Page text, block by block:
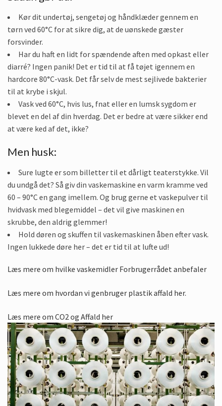
Kør dit undertøj, sengetøj og håndklæder gennem en
tørn ved 60°C for at sikre dig, at de uønskede gæster
forsvinder.
Har du haft en lidt for spændende aften med opkast eller
diarré? Ingen panik! Det er tid til at få tøjet igennem en
hardcore 80°C-vask. Det får selv de mest sejlivede bakterier
til at krybe i skjul.
Vask ved 60°C, hvis lus, fnat eller en lumsk sygdom er
blevet en del af din hverdag. Det er bedre at være sikker end
at være ked af det, ikke?
Men husk:
Sure lugte er som billetter til et dårligt teaterstykke. Vil
du undgå det? Så giv din vaskemaskine en varm kramme ved
60 – 90°C en gang imellem. Og brug gerne et vaskepulver til
hvidvask med blegemiddel – det vil give maskinen en
skrubbe, den aldrig glemmer!
Hold døren og skuffen til vaskemaskinen åben efter vask.
Ingen lukkede døre her – det er tid til at lufte ud!
Læs mere om hvilke vaskemidler Forbrugerrådet anbefaler
Læs mere om hvordan vi genbruger plastik affald her.
Læs mere om CO2 og Affald her